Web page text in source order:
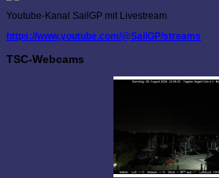
Youtube-Kanal SailGP mit Livestream
https://www.youtube.com/@SailGP/streams
TSC-Webcams